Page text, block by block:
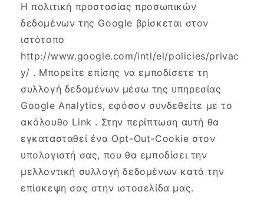
Η πολιτική προστασίας προσωπικών
δεδομένων της Google βρίσκεται στον
ιστότοπο
http://www.google.com/intl/el/policies/privac
y/ . Μπορείτε επίσης να εμποδίσετε τη
συλλογή δεδομένων μέσω της υπηρεσίας
Google Analytics, εφόσον συνδεθείτε με το
ακόλουθο Link . Στην περίπτωση αυτή θα
εγκατασταθεί ένα Opt-Out-Cookie στον
υπολογιστή σας, που θα εμποδίσει την
μελλοντική συλλογή δεδομένων κατά την
επίσκεψη σας στην ιστοσελίδα μας.